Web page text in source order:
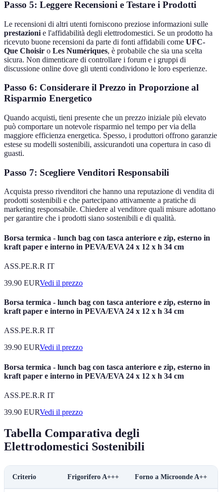
Passo 5: Leggere Recensioni e Testare i Prodotti
Le recensioni di altri utenti forniscono preziose informazioni sulle
prestazioni e l'affidabilità degli elettrodomestici. Se un prodotto ha
ricevuto buone recensioni da parte di fonti affidabili come UFC-
Que Choisir o Les Numériques, è probabile che sia una scelta
sicura. Non dimenticare di controllare i forum e i gruppi di
discussione online dove gli utenti condividono le loro esperienze.
Passo 6: Considerare il Prezzo in Proporzione al
Risparmio Energetico
Quando acquisti, tieni presente che un prezzo iniziale più elevato
può comportare un notevole risparmio nel tempo per via della
maggiore efficienza energetica. Spesso, i produttori offrono garanzie
estese su modelli sostenibili, assicurandoti una copertura in caso di
guasti.
Passo 7: Scegliere Venditori Responsabili
Acquista presso rivenditori che hanno una reputazione di vendita di
prodotti sostenibili e che partecipano attivamente a pratiche di
marketing responsabile. Chiedere al venditore quali misure adottano
per garantire che i prodotti siano sostenibili e di qualità.
Borsa termica - lunch bag con tasca anteriore e zip, esterno in
kraft paper e interno in PEVA/EVA 24 x 12 x h 34 cm
ASS.PE.R.R IT
39.90 EURVedi il prezzo
Borsa termica - lunch bag con tasca anteriore e zip, esterno in
kraft paper e interno in PEVA/EVA 24 x 12 x h 34 cm
ASS.PE.R.R IT
39.90 EURVedi il prezzo
Borsa termica - lunch bag con tasca anteriore e zip, esterno in
kraft paper e interno in PEVA/EVA 24 x 12 x h 34 cm
ASS.PE.R.R IT
39.90 EURVedi il prezzo
Tabella Comparativa degli
Elettrodomestici Sostenibili
Criterio Frigorifero A+++ Forno a Microonde A++